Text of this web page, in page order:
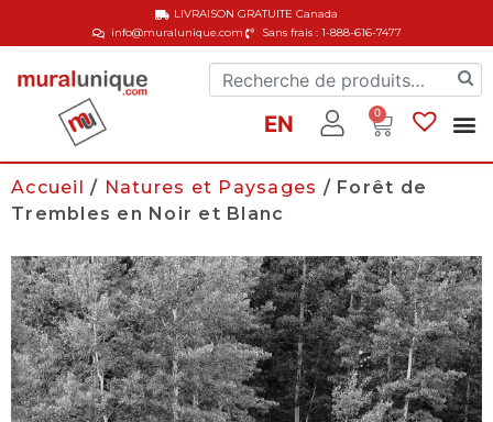
info@muralunique.com Sans frais : 1-888-616-7477
LIVRAISON GRATUITECanada
EN 0
Accueil / Natures et Paysages / Forêt de
Trembles en Noir et Blanc